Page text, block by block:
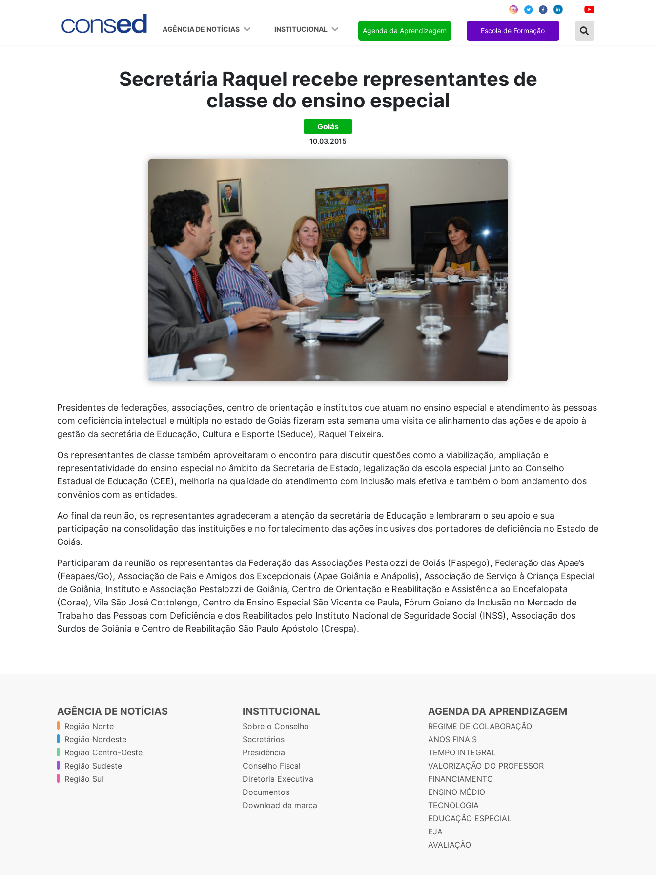
AGÊNCIA DE NOTÍCIAS INSTITUCIONAL Agenda da Aprendizagem Escola de Formação
Secretária Raquel recebe representantes de
classe do ensino especial
Goiás
10.03.2015
Presidentes de federações, associações, centro de orientação e institutos que atuam no ensino especial e atendimento às pessoas
com deficiência intelectual e múltipla no estado de Goiás fizeram esta semana uma visita de alinhamento das ações e de apoio à
gestão da secretária de Educação, Cultura e Esporte (Seduce), Raquel Teixeira.
Os representantes de classe também aproveitaram o encontro para discutir questões como a viabilização, ampliação e
representatividade do ensino especial no âmbito da Secretaria de Estado, legalização da escola especial junto ao Conselho
Estadual de Educação (CEE), melhoria na qualidade do atendimento com inclusão mais efetiva e também o bom andamento dos
convênios com as entidades.
Ao final da reunião, os representantes agradeceram a atenção da secretária de Educação e lembraram o seu apoio e sua
participação na consolidação das instituições e no fortalecimento das ações inclusivas dos portadores de deficiência no Estado de
Goiás.
Participaram da reunião os representantes da Federação das Associações Pestalozzi de Goiás (Faspego), Federação das Apae’s
(Feapaes/Go), Associação de Pais e Amigos dos Excepcionais (Apae Goiânia e Anápolis), Associação de Serviço à Criança Especial
de Goiânia, Instituto e Associação Pestalozzi de Goiânia, Centro de Orientação e Reabilitação e Assistência ao Encefalopata
(Corae), Vila São José Cottolengo, Centro de Ensino Especial São Vicente de Paula, Fórum Goiano de Inclusão no Mercado de
Trabalho das Pessoas com Deficiência e dos Reabilitados pelo Instituto Nacional de Seguridade Social (INSS), Associação dos
Surdos de Goiânia e Centro de Reabilitação São Paulo Apóstolo (Crespa).​
AGÊNCIA DE NOTÍCIAS
Região Norte
Região Nordeste
Região Centro-Oeste
Região Sudeste
Região Sul
INSTITUCIONAL
Sobre o Conselho
Secretários
Presidência
Conselho Fiscal
Diretoria Executiva
Documentos
Download da marca
AGENDA DA APRENDIZAGEM
REGIME DE COLABORAÇÃO
ANOS FINAIS
TEMPO INTEGRAL
VALORIZAÇÃO DO PROFESSOR
FINANCIAMENTO
ENSINO MÉDIO
TECNOLOGIA
EDUCAÇÃO ESPECIAL
EJA
AVALIAÇÃO